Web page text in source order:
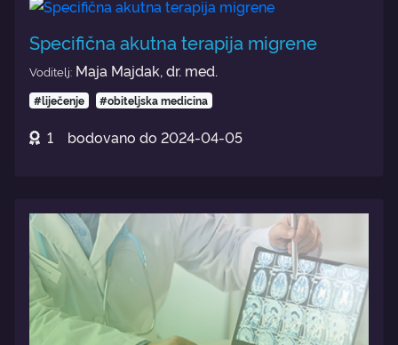
Specifična akutna terapija migrene
Voditelj: Maja Majdak, dr. med.
#liječenje #obiteljska medicina
1 bodovano do 2024-04-05